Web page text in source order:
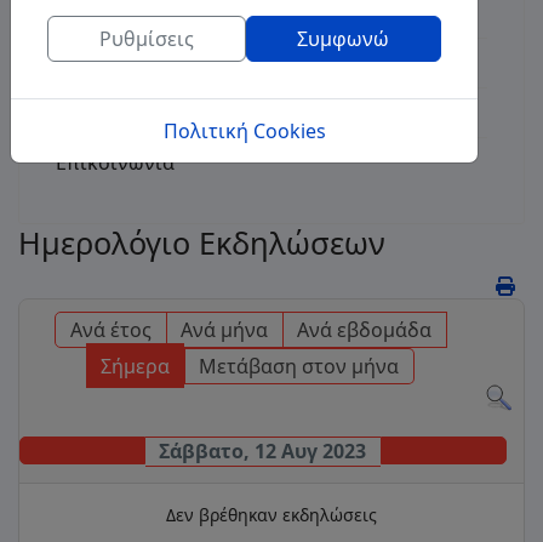
Διαγωνισμοί
Δημοτικές Επιχειρήσεις
Επικοινωνία
Ημερολόγιο Εκδηλώσεων
Ανά έτος Ανά μήνα
Ανά εβδομάδα
Σήμερα
Μετάβαση στον μήνα
Σάββατο, 12 Αυγ 2023
Δεν βρέθηκαν εκδηλώσεις
Ρυθμίσεις Συμφωνώ
Πολιτική Cookies